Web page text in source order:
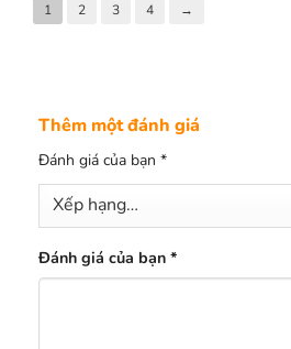
1 2 3 4 →
Thêm một đánh giá
Đánh giá của bạn *
Đánh giá của bạn *